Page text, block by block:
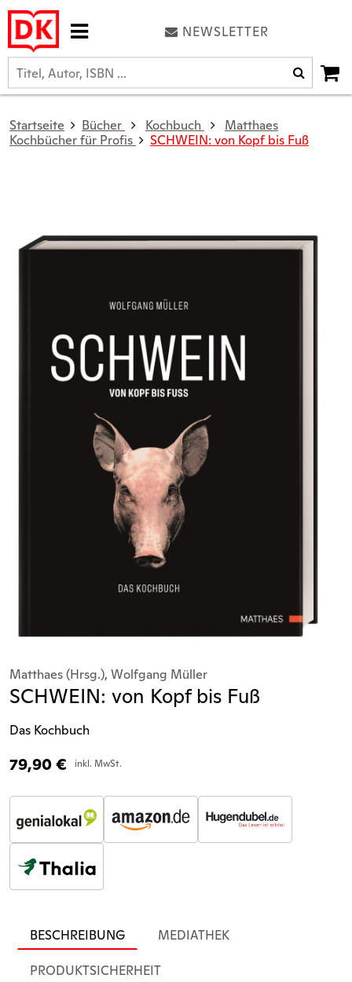
NEWSLETTER
Startseite Bücher Kochbuch
Matthaes
Kochbücher für Profis
SCHWEIN: von Kopf bis Fuß
Matthaes (Hrsg.), Wolfgang Müller
SCHWEIN: von Kopf bis Fuß
Das Kochbuch
79,90€ inkl. MwSt.
BESCHREIBUNG MEDIATHEK
PRODUKTSICHERHEIT